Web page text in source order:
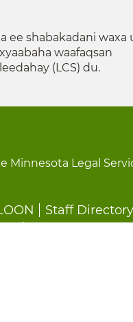
ee shabakadani waxa
waafaqsan
(LCS) du.
Legal
Staff Directory
ah